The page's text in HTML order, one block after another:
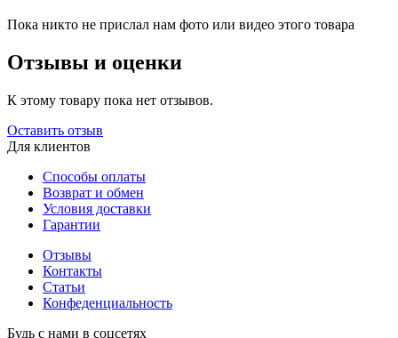
Пока никто не прислал нам фото или видео этого товара
Отзывы и оценки
К этому товару пока нет отзывов.
Оставить отзыв
Для клиентов
Способы оплаты
Возврат и обмен
Условия доставки
Гарантии
Отзывы
Контакты
Статьи
Конфеденциальность
Будь с нами в соцсетях